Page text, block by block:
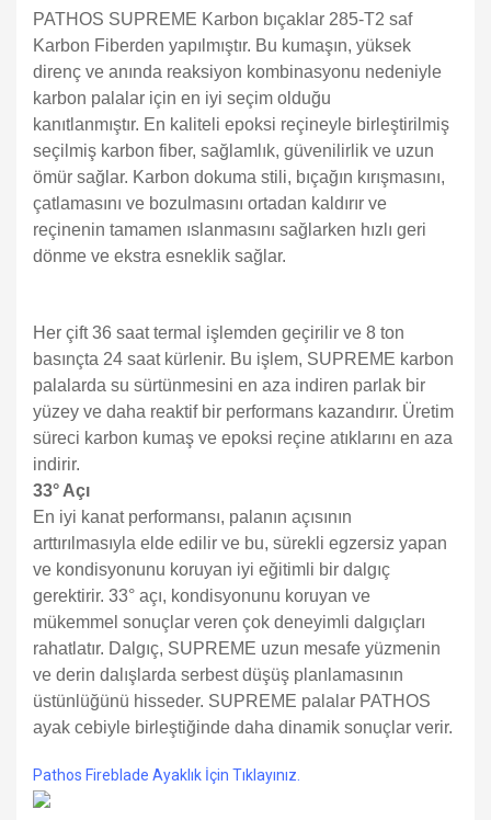
PATHOS SUPREME Karbon bıçaklar 285-T2 saf
Karbon Fiberden yapılmıştır. Bu kumaşın, yüksek
direnç ve anında reaksiyon kombinasyonu nedeniyle
karbon palalar için en iyi seçim olduğu
kanıtlanmıştır. En kaliteli epoksi reçineyle birleştirilmiş
seçilmiş karbon fiber, sağlamlık, güvenilirlik ve uzun
ömür sağlar. Karbon dokuma stili, bıçağın kırışmasını,
çatlamasını ve bozulmasını ortadan kaldırır ve
reçinenin tamamen ıslanmasını sağlarken hızlı geri
dönme ve ekstra esneklik sağlar.
Her çift 36 saat termal işlemden geçirilir ve 8 ton
basınçta 24 saat kürlenir. Bu işlem, SUPREME karbon
palalarda su sürtünmesini en aza indiren parlak bir
yüzey ve daha reaktif bir performans kazandırır. Üretim
süreci karbon kumaş ve epoksi reçine atıklarını en aza
indirir.
33° Açı
En iyi kanat performansı, palanın açısının
arttırılmasıyla elde edilir ve bu, sürekli egzersiz yapan
ve kondisyonunu koruyan iyi eğitimli bir dalgıç
gerektirir. 33° açı, kondisyonunu koruyan ve
mükemmel sonuçlar veren çok deneyimli dalgıçları
rahatlatır. Dalgıç, SUPREME uzun mesafe yüzmenin
ve derin dalışlarda serbest düşüş planlamasının
üstünlüğünü hisseder. SUPREME palalar PATHOS
ayak cebiyle birleştiğinde daha dinamik sonuçlar verir.
Pathos Fireblade Ayaklık İçin Tıklayınız.